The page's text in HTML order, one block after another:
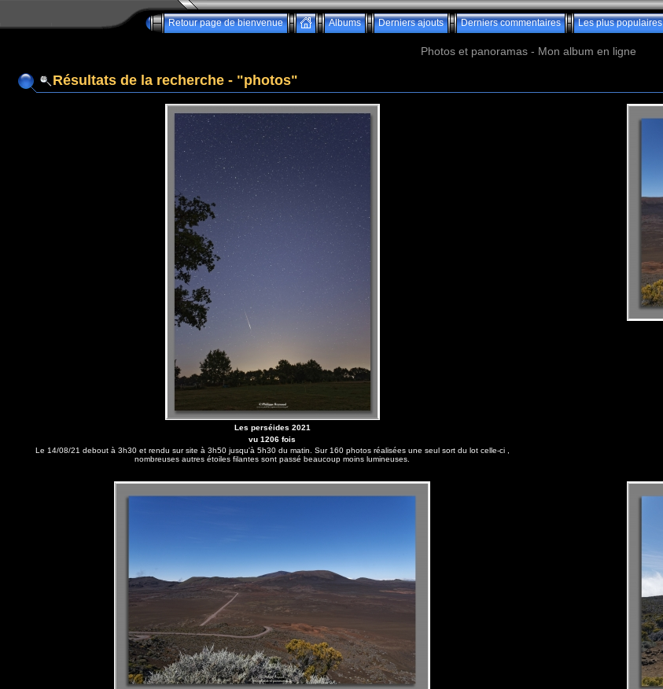
Retour page de bienvenue Albums Derniers ajouts Derniers commentaires Les plus populaires
Photos et panoramas - Mon album en ligne
Résultats de la recherche - "photos"
Les perséides 2021
vu 1206 fois
Le 14/08/21 debout à 3h30 et rendu sur site à 3h50 jusqu'à 5h30 du matin. Sur 160 photos réalisées une seul sort du lot celle-ci ,
nombreuses autres étoiles filantes sont passé beaucoup moins lumineuses.